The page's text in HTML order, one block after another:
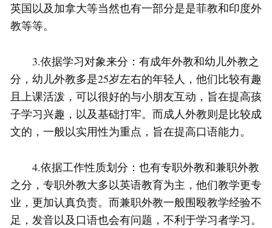
英国以及加拿大等当然也有一部分是是菲教和印度外
教等等。
3.依据学习对象来分：有成年外教和幼儿外教之
分，幼儿外教多是25岁左右的年轻人，他们比较有趣
且上课活泼，可以很好的与小朋友互动，旨在提高孩
子学习兴趣，以及基础打牢。而成人外教则是比较成
文的，一般以实用性为重点，旨在提高口语能力。
4.依据工作性质划分：也有专职外教和兼职外教
之分，专职外教大多以英语教育为主，他们教学更专
业，更加认真负责。而兼职外教一般围殴教学经验不
足，发音以及口语也会有问题，不利于学习者学习。